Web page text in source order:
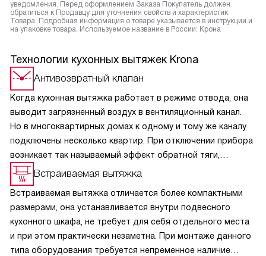
уведомления. Перед оформлением Заказа Покупатель должен
обратиться к Продавцу для уточнения свойств и характеристик
Товара. Подробная информация о товаре указывается в инструкции и
на упаковке товара. Используемое название в России: Крона
Технологии кухонных вытяжек Krona
Антивозвратный клапан
Когда кухонная вытяжка работает в режиме отвода, она
выводит загрязненный воздух в вентиляционный канал.
Но в многоквартирных домах к одному и тому же каналу
подключены несколько квартир. При отключении прибора
возникает так называемый эффект обратной тяги,
и в кухню из вентиляции может поступить загрязненный
воздух, отводимый устройствами соседей. Кроме
неприятных запахов, из вентиляционного канала на кухню
может попасть пыль. Эта функция полезна и для частных
домовладений, поскольку не дает попасть в помещение
аллергенной пыльце растений и вредным насекомым.
Встраиваемая вытяжка
Встраиваемая вытяжка отличается более компактными
размерами, она устанавливается внутри подвесного
кухонного шкафа, не требует для себя отдельного места
и при этом практически незаметна. При монтаже данного
типа оборудования требуется непременное наличие